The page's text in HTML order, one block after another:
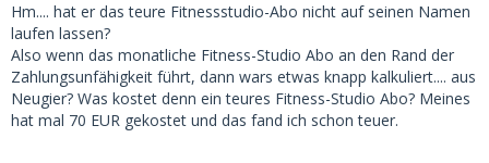
Hm.... hat er das teure Fitnessstudio-Abo nicht auf seinen Namen
laufen lassen?
Also wenn das monatliche Fitness-Studio Abo an den Rand der
Zahlungsunfähigkeit führt, dann wars etwas knapp kalkuliert.... aus
Neugier? Was kostet denn ein teures Fitness-Studio Abo? Meines
hat mal 70 EUR gekostet und das fand ich schon teuer.